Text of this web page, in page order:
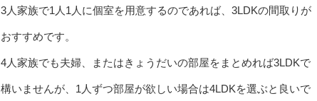
3人家族で1人1人に個室を用意するのであれば、3LDKの間取りが
おすすめです。
4人家族でも夫婦、またはきょうだいの部屋をまとめれば3LDKで
構いませんが、1人ずつ部屋が欲しい場合は4LDKを選ぶと良いで